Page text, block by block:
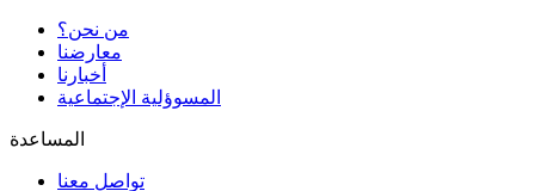
من نحن؟
المسوؤلية الإجتماعية
تواصل معنا